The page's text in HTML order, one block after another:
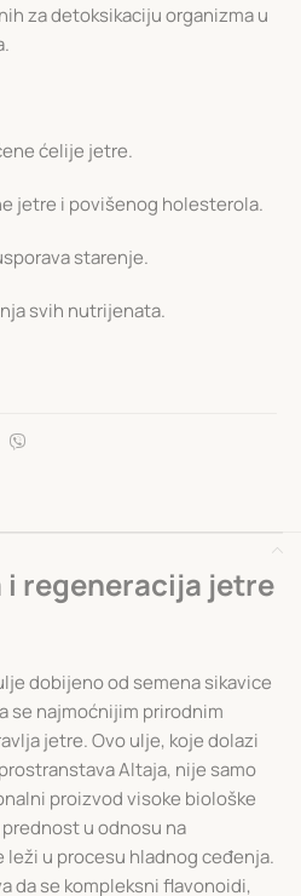
za detoksikaciju organizma u
ćelije jetre.
jetre i povišenog holesterola.
starenje.
svih nutrijenata.
regeneracija jetre
dobijeno od semena sikavice
se najmoćnijim prirodnim
jetre. Ovo ulje, koje dolazi
Altaja, nije samo
proizvod visoke biološke
u odnosu na
leži u procesu hladnog ceđenja.
da se kompleksni flavonoidi,